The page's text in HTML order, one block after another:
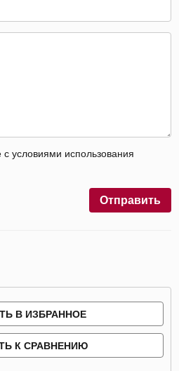
условиями использования
Отправить
В ИЗБРАННОЕ
К СРАВНЕНИЮ